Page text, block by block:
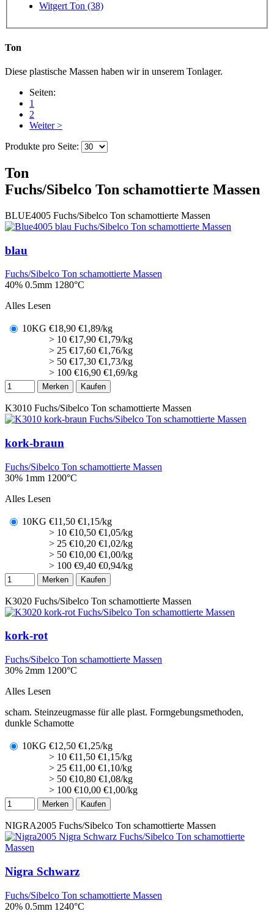
Witgert Ton (38)
Ton
Diese plastische Massen haben wir in unserem Tonlager.
Seiten:
1
2
Weiter >
Produkte pro Seite:
Ton
Fuchs/Sibelco Ton schamottierte Massen
BLUE4005 Fuchs/Sibelco Ton schamottierte Massen
blau
Fuchs/Sibelco Ton schamottierte Massen
40% 0.5mm 1280°C
Alles Lesen
10KG €18,90 €1,89/kg
> 10 €17,90 €1,79/kg
> 25 €17,60 €1,76/kg
> 50 €17,30 €1,73/kg
> 100 €16,90 €1,69/kg
Merken Kaufen
K3010 Fuchs/Sibelco Ton schamottierte Massen
kork-braun
Fuchs/Sibelco Ton schamottierte Massen
30% 1mm 1200°C
Alles Lesen
10KG €11,50 €1,15/kg
> 10 €10,50 €1,05/kg
> 25 €10,20 €1,02/kg
> 50 €10,00 €1,00/kg
> 100 €9,40 €0,94/kg
Merken Kaufen
K3020 Fuchs/Sibelco Ton schamottierte Massen
kork-rot
Fuchs/Sibelco Ton schamottierte Massen
30% 2mm 1200°C
Alles Lesen
scham. Steinzeugmasse für alle plast. Formgebungsmethoden,
dunkle Schamotte
10KG €12,50 €1,25/kg
> 10 €11,50 €1,15/kg
> 25 €11,00 €1,10/kg
> 50 €10,80 €1,08/kg
> 100 €10,00 €1,00/kg
Merken Kaufen
NIGRA2005 Fuchs/Sibelco Ton schamottierte Massen
Nigra Schwarz
Fuchs/Sibelco Ton schamottierte Massen
20% 0.5mm 1240°C